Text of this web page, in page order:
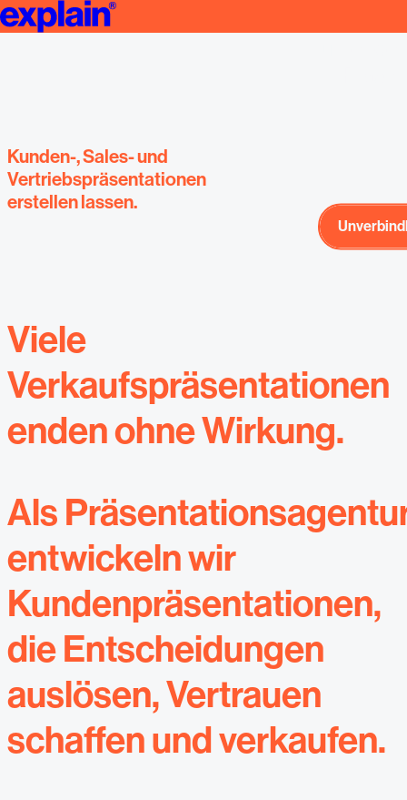
Vertriebspräsentation erstellen lassen | Strategie & Design |
Kunden-, Sales- und
Vertriebspräsentationen
erstellen lassen.
Viele
Verkaufspräsentationen
enden ohne Wirkung.
Als
entwickeln wir
Kundenpräsentationen,
die Entscheidungen
auslösen, Vertrauen
schaffen und verkaufen.